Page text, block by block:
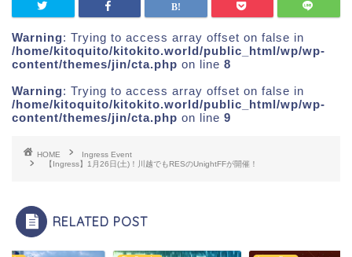
Warning: Trying to access array offset on false in
/home/kitoquito/kitokito.world/public_html/wp/wp-
content/themes/jin/cta.php on line 8
Warning: Trying to access array offset on false in
/home/kitoquito/kitokito.world/public_html/wp/wp-
content/themes/jin/cta.php on line 9
HOME
Ingress Event
【Ingress】1月26日(土)！川越でもRESのUnightFFが開催！
RELATED POST